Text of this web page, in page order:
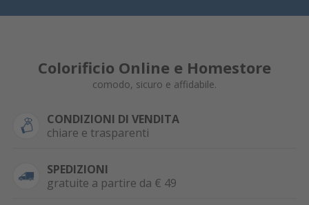
Colorificio Online e Homestore
comodo, sicuro e affidabile.
CONDIZIONI DI VENDITA
chiare e trasparenti
SPEDIZIONI
gratuite a partire da € 49